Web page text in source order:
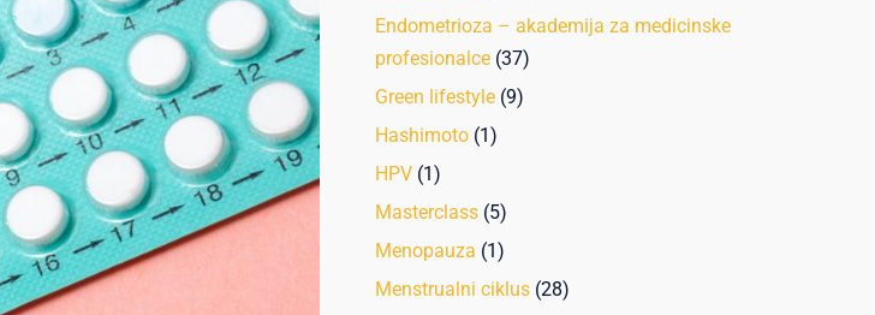
Endometrioza – akademija za medicinske
profesionalce (37)
Green lifestyle (9)
Hashimoto (1)
HPV (1)
Masterclass (5)
Menopauza (1)
Menstrualni ciklus (28)